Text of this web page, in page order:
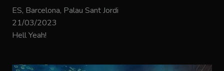
ES, Barcelona, Palau Sant Jordi
21/03/2023
Hell Yeah!